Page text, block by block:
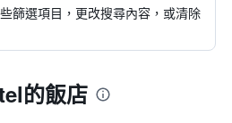
篩選項目，更改搜尋內容，或清除
的飯店